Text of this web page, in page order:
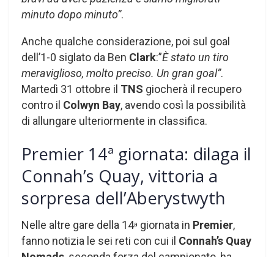
minuto dopo minuto”.
Anche qualche considerazione, poi sul goal
dell’1-0 siglato da Ben Clark:”È stato un tiro
meraviglioso, molto preciso. Un gran goal”.
Martedì 31 ottobre il TNS giocherà il recupero
contro il Colwyn Bay, avendo così la possibilità
di allungare ulteriormente in classifica.
Premier 14ª giornata: dilaga il
Connah’s Quay, vittoria a
sorpresa dell’Aberystwyth
Nelle altre gare della 14a giornata in Premier,
fanno notizia le sei reti con cui il Connah’s Quay